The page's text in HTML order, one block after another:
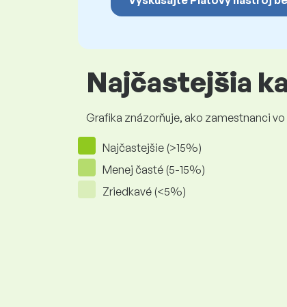
Najčastejšia
Grafika znázorňuje, ako zamestnanci
Najčastejšie (>15%)
Menej časté (5-15%)
Zriedkavé (<5%)